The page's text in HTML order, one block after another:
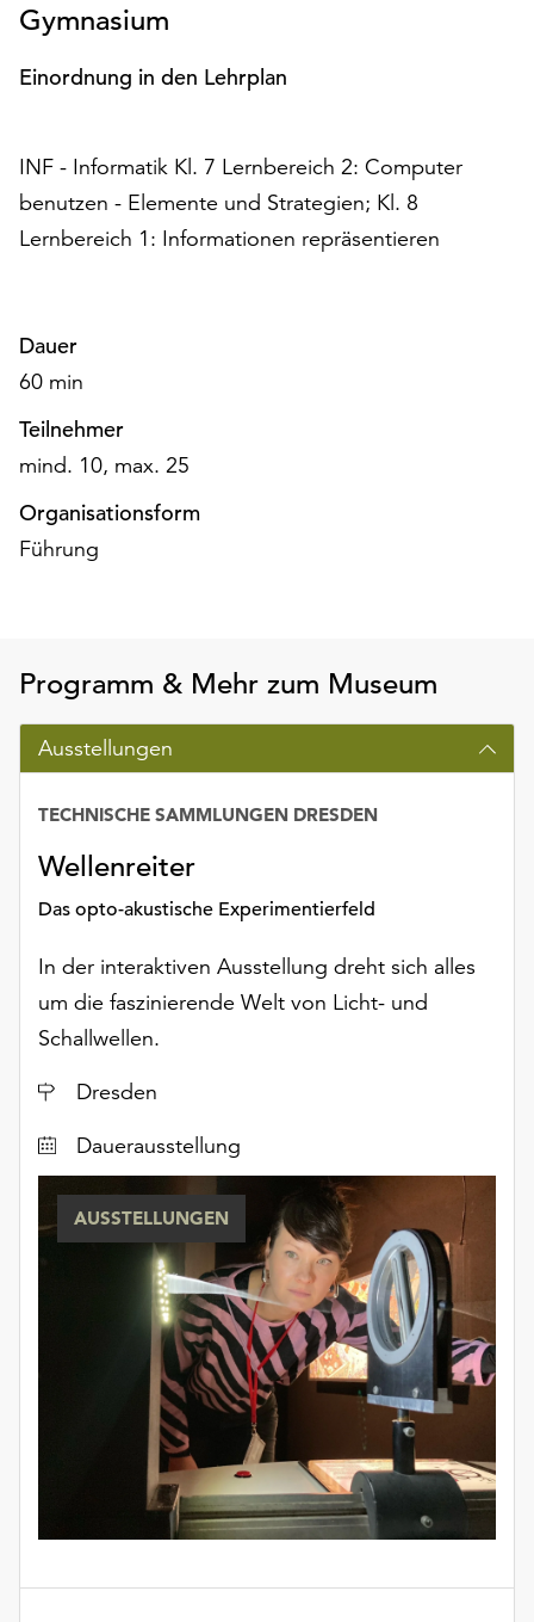
Möchten
Sie
die
anpassen,
erreichen
Sie
die
die
„Auswählen“.
Weitere
Informationen
Sie
in
Impressum
Gymnasium
Einordnung in den Lehrplan
INF - Informatik Kl. 7 Lernbereich 2: Computer
benutzen - Elemente und Strategien; Kl. 8
Lernbereich 1: Informationen repräsentieren
Dauer
60 min
Teilnehmer
mind. 10, max. 25
Organisationsform
Führung
Programm & Mehr zum Museum
Ausstellungen
Wellenreiter
Das opto-akustische Experimentierfeld
TECHNISCHE SAMMLUNGEN DRESDEN
In der interaktiven Ausstellung dreht sich alles
um die faszinierende Welt von Licht- und
Schallwellen.
Ort
Dresden
Datum
Dauerausstellung
AUSSTELLUNGEN